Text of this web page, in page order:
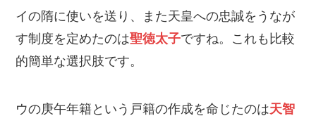
イの隋に使いを送り、また天皇への忠誠をうなが
す制度を定めたのは聖徳太子ですね。これも比較
的簡単な選択肢です。
ウの庚午年籍という戸籍の作成を命じたのは天智